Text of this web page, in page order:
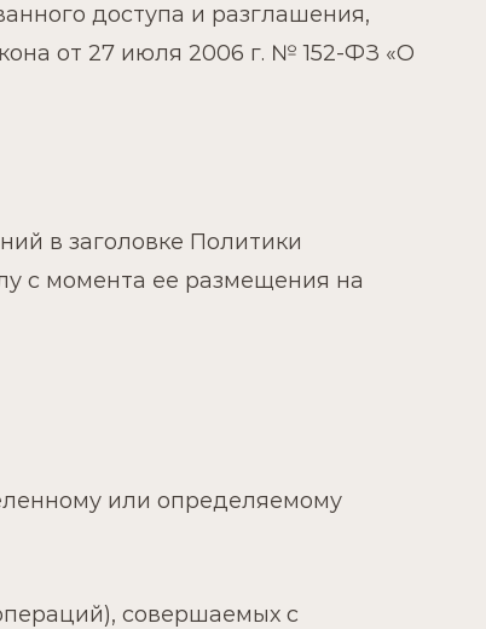
доступа и разглашения,
от 27 июля 2006 г. № 152-ФЗ «О
в заголовке Политики
с момента ее размещения на
или определяемому
совершаемых с